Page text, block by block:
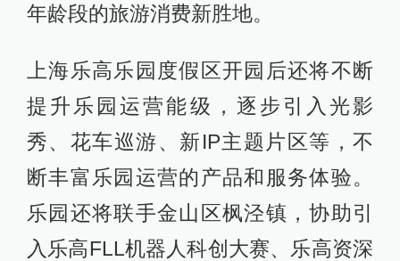
年龄段的旅游消费新胜地。
上海乐高乐园度假区开园后还将不断
提升乐园运营能级，逐步引入光影
秀、花车巡游、新IP主题片区等，不
断丰富乐园运营的产品和服务体验。
乐园还将联手金山区枫泾镇，协助引
入乐高FLL机器人科创大赛、乐高资深